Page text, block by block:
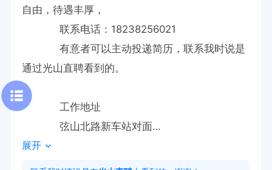
自由，待遇丰厚，
            联系电话：18238256021
            有意者可以主动投递简历，联系我时说是
通过光山直聘看到的。
            工作地址
            弦山北路新车站对面
光山直聘敬告各位求职者：此企业已经过光山直聘
展开